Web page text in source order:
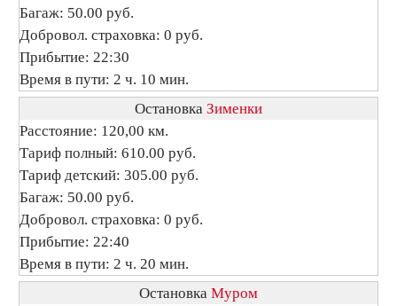
Багаж: 50.00 руб.
Добровол. страховка: 0 руб.
Прибытие: 22:30
Время в пути: 2 ч. 10 мин.
Остановка Зименки
Расстояние: 120,00 км.
Тариф полный: 610.00 руб.
Тариф детский: 305.00 руб.
Багаж: 50.00 руб.
Добровол. страховка: 0 руб.
Прибытие: 22:40
Время в пути: 2 ч. 20 мин.
Остановка Муром